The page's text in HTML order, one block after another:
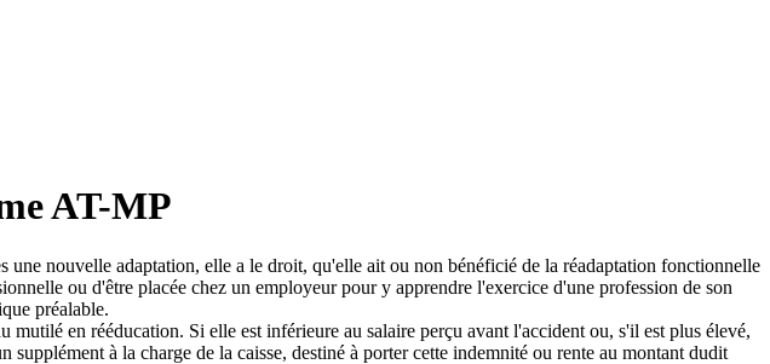
AT-MP
nouvelle adaptation, elle a le droit, qu'elle ait ou non bénéficié de la réadaptation fonctionnelle
ou d'être placée chez un employeur pour y apprendre l'exercice d'une profession de son
préalable.
en rééducation. Si elle est inférieure au salaire perçu avant l'accident ou, s'il est plus élevé,
à la charge de la caisse, destiné à porter cette indemnité ou rente au montant dudit